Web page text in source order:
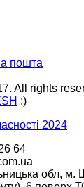
пошта
All rights
:)
2024
64
обл, м.